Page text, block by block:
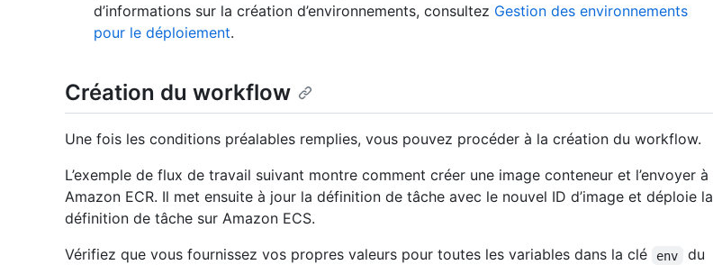
d’informations sur la création d’environnements, consultez Gestion des environnements
pour le déploiement.
Création du workflow
Une fois les conditions préalables remplies, vous pouvez procéder à la création du workflow.
L’exemple de flux de travail suivant montre comment créer une image conteneur et l’envoyer à
Amazon ECR. Il met ensuite à jour la définition de tâche avec le nouvel ID d’image et déploie la
définition de tâche sur Amazon ECS.
Vérifiez que vous fournissez vos propres valeurs pour toutes les variables dans la clé
env
du